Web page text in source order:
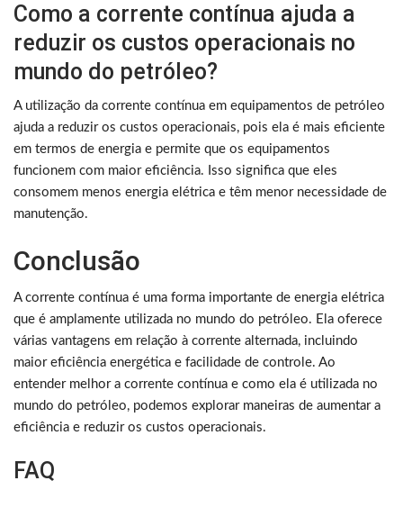
Como a corrente contínua ajuda a
reduzir os custos operacionais no
mundo do petróleo?
A utilização da corrente contínua em equipamentos de petróleo
ajuda a reduzir os custos operacionais, pois ela é mais eficiente
em termos de energia e permite que os equipamentos
funcionem com maior eficiência. Isso significa que eles
consomem menos energia elétrica e têm menor necessidade de
manutenção.
Conclusão
A corrente contínua é uma forma importante de energia elétrica
que é amplamente utilizada no mundo do petróleo. Ela oferece
várias vantagens em relação à corrente alternada, incluindo
maior eficiência energética e facilidade de controle. Ao
entender melhor a corrente contínua e como ela é utilizada no
mundo do petróleo, podemos explorar maneiras de aumentar a
eficiência e reduzir os custos operacionais.
FAQ